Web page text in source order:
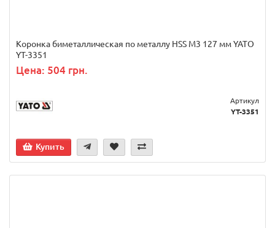
Коронка биметаллическая по металлу HSS M3 127 мм YATO
YT-3351
Цена: 504 грн.
Артикул
YT-3351
Купить